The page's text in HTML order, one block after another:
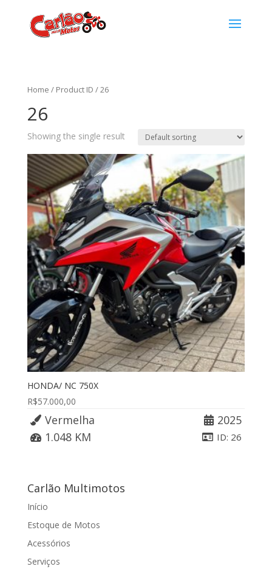
Home / Product ID / 26
26
Showing the single result
HONDA/ NC 750X
R$57.000,00
2025
Vermelha
ID: 26
1.048 KM
Carlão Multimotos
Início
Estoque de Motos
Acessórios
Serviços